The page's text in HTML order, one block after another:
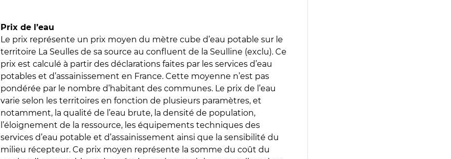
Prix de l’eau
Le prix représente un prix moyen du mètre cube d’eau potable sur le
territoire La Seulles de sa source au confluent de la Seulline (exclu). Ce
prix est calculé à partir des déclarations faites par les services d’eau
potables et d’assainissement en France. Cette moyenne n’est pas
pondérée par le nombre d’habitant des communes. Le prix de l’eau
varie selon les territoires en fonction de plusieurs paramètres, et
notamment, la qualité de l’eau brute, la densité de population,
l’éloignement de la ressource, les équipements techniques des
services d’eau potable et d’assainissement ainsi que la sensibilité du
milieu récepteur. Ce prix moyen représente la somme du coût du